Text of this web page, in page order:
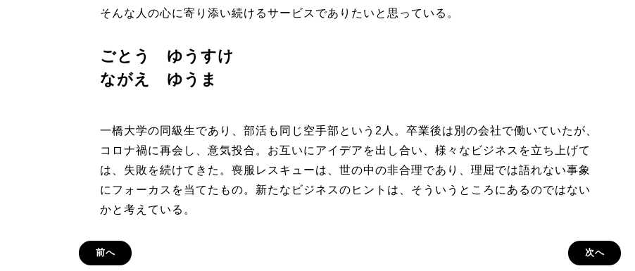
そんな人の心に寄り添い続けるサービスでありたいと思っている。
ごとう ゆうすけ
ながえ ゆうま
一橋大学の同級生であり、部活も同じ空手部という2人。卒業後は別の会社で働いていたが、
コロナ禍に再会し、意気投合。お互いにアイデアを出し合い、様々なビジネスを立ち上げて
は、失敗を続けてきた。喪服レスキューは、世の中の非合理であり、理屈では語れない事象
にフォーカスを当てたもの。新たなビジネスのヒントは、そういうところにあるのではない
かと考えている。
前へ 次へ